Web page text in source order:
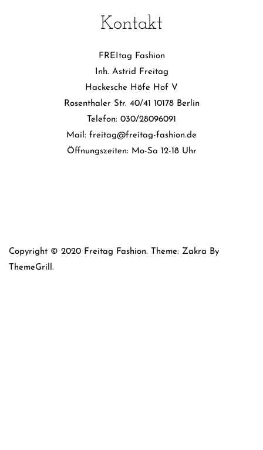
Kontakt
FREItag Fashion
Inh. Astrid Freitag
Hackesche Höfe Hof V
Rosenthaler Str. 40/41 10178 Berlin
Telefon: 030/28096091
Mail: freitag@freitag-fashion.de
Öffnungszeiten: Mo-Sa 12-18 Uhr
Copyright © 2020 Freitag Fashion. Theme: Zakra By
ThemeGrill.